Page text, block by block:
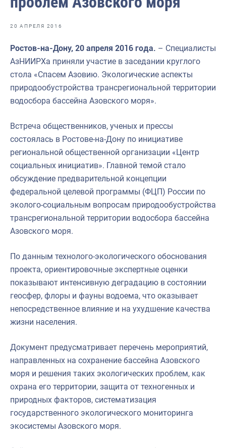
Отраслевые СМИ
Выставки и конференции
Научно-практическая литература
Рыбоохрана России
Отрасль в цифрах
Инфографика
Большая африканская экспедиция
Укрепление духовно-нравственных ценностей
20 АПРЕЛЯ 2016
Ростов-на-Дону, 20 апреля 2016 года. – Специалисты
АзНИИРХа приняли участие в заседании круглого
стола «Спасем Азовию. Экологические аспекты
природообустройства трансрегиональной территории
водосбора бассейна Азовского моря».
Встреча общественников, ученых и прессы
состоялась в Ростове-на-Дону по инициативе
региональной общественной организации «Центр
социальных инициатив». Главной темой стало
обсуждение предварительной концепции
федеральной целевой программы (ФЦП) России по
эколого-социальным вопросам природообустройства
трансрегиональной территории водосбора бассейна
Азовского моря.
По данным технолого-экологического обоснования
проекта, ориентировочные экспертные оценки
показывают интенсивную деградацию в состоянии
геосфер, флоры и фауны водоема, что оказывает
непосредственное влияние и на ухудшение качества
жизни населения.
Документ предусматривает перечень мероприятий,
направленных на сохранение бассейна Азовского
моря и решения таких экологических проблем, как
охрана его территории, защита от техногенных и
природных факторов, систематизация
государственного экологического мониторинга
экосистемы Азовского моря.